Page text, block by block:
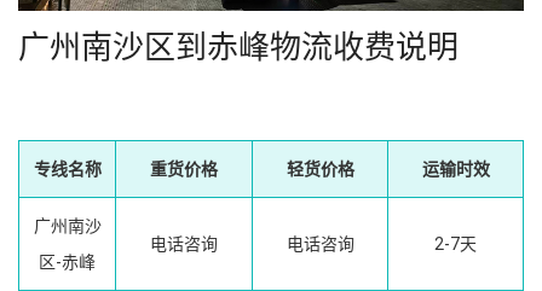
广州南沙区到赤峰物流收费说明
专线名称 重货价格 轻货价格 运输时效
广州南沙
区-赤峰
电话咨询 电话咨询 2-7天